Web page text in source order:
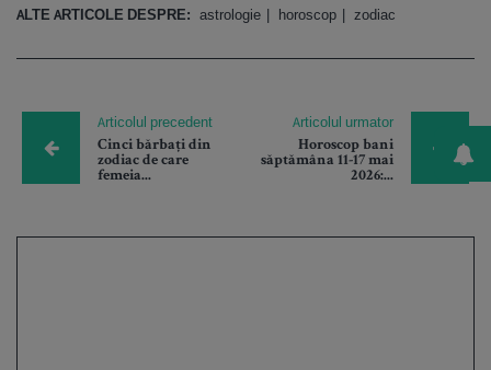
ALTE ARTICOLE DESPRE: astrologie horoscop zodiac
Articolul precedent
Cinci bărbați din
zodiac de care
femeia...
Articolul urmator
Horoscop bani
săptămâna 11-17 mai
2026:...